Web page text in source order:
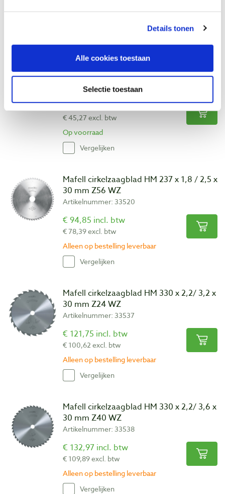
Details tonen
Alle cookies toestaan
Selectie toestaan
30 mm Z12 WZ
Artikelnummer: 33518
€ 54,78 incl. btw
€ 45,27 excl. btw
Op voorraad
Vergelijken
Mafell cirkelzaagblad HM 237 x 1,8 / 2,5 x
30 mm Z56 WZ
Artikelnummer: 33520
€ 94,85 incl. btw
€ 78,39 excl. btw
Alleen op bestelling leverbaar
Vergelijken
Mafell cirkelzaagblad HM 330 x 2,2/ 3,2 x
30 mm Z24 WZ
Artikelnummer: 33537
€ 121,75 incl. btw
€ 100,62 excl. btw
Alleen op bestelling leverbaar
Vergelijken
Mafell cirkelzaagblad HM 330 x 2,2/ 3,6 x
30 mm Z40 WZ
Artikelnummer: 33538
€ 132,97 incl. btw
€ 109,89 excl. btw
Alleen op bestelling leverbaar
Vergelijken